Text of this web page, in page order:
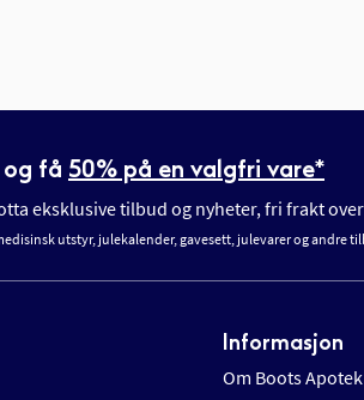
og få 50% på en valgfri vare*
eksklusive tilbud og nyheter, fri frakt
utstyr, julekalender, gavesett, julevarer og andre
Informasjon
Om Boots Apotek